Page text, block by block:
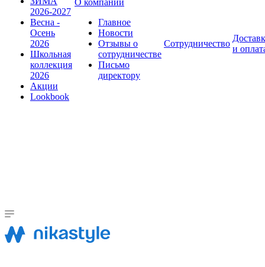
2026-2027
Весна -
Осень
2026
Школьная
коллекция
2026
Акции
Lookbook
О компании
Главное
Новости
Отзывы о
сотрудничестве
Письмо
директору
Сотрудничество
и